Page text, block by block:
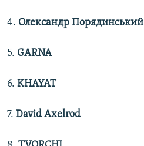
4. Олександр Порядинський
5. GARNA
6. KHAYAT
7. David Axelrod